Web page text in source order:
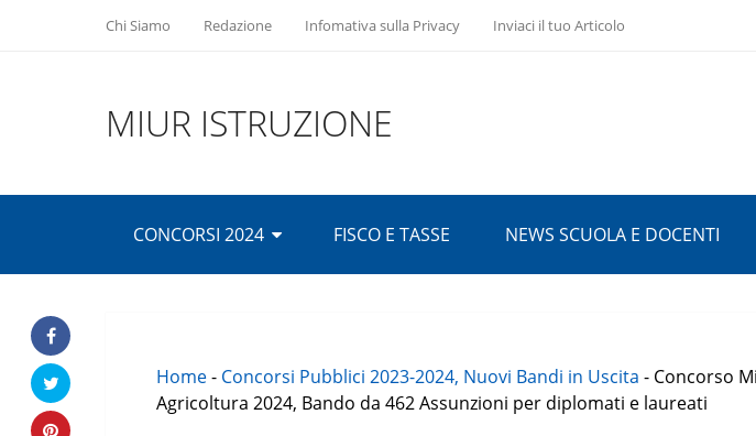
Chi Siamo Redazione Infomativa sulla Privacy Inviaci il tuo Articolo
MIUR ISTRUZIONE
CONCORSI 2024 FISCO E TASSE NEWS SCUOLA E DOCENTI
Home- Concorsi Pubblici 2023-2024, Nuovi Bandi in Uscita - Concorso
Agricoltura 2024, Bando da 462 Assunzioni per diplomati e laureati